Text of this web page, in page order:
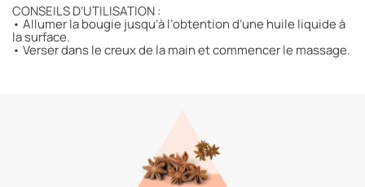
CONSEILS D’UTILISATION :
• Allumer la bougie jusqu’à l’obtention d’une huile liquide à
la surface.
• Verser dans le creux de la main et commencer le massage.